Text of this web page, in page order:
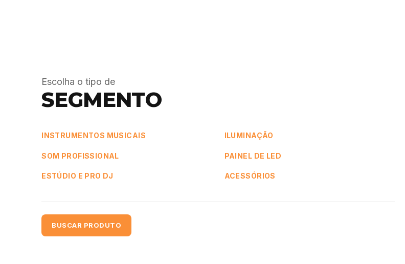
Escolha o tipo de
SEGMENTO
INSTRUMENTOS MUSICAIS ILUMINAÇÃO
SOM PROFISSIONAL PAINEL DE LED
ESTÚDIO E PRO DJ ACESSÓRIOS
BUSCAR PRODUTO